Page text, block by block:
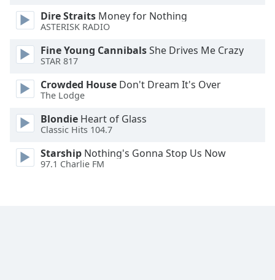
Color
Opacity
Font
Text
Style
Dire Straits Money for Nothing
ASTERISK RADIO
Fine Young CannibalsShe Drives Me Crazy
STAR 817
Crowded House Don't Dream It's Over
The Lodge
Blondie Heart of Glass
Classic Hits 104.7
Starship Nothing's Gonna Stop Us Now
97.1 Charlie FM